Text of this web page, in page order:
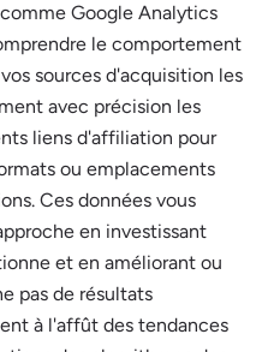
Google Analytics
le comportement
sources d'acquisition les
avec précision les
liens d'affiliation pour
ou emplacements
Ces données vous
en investissant
et en améliorant ou
pas de résultats
à l'affût des tendances